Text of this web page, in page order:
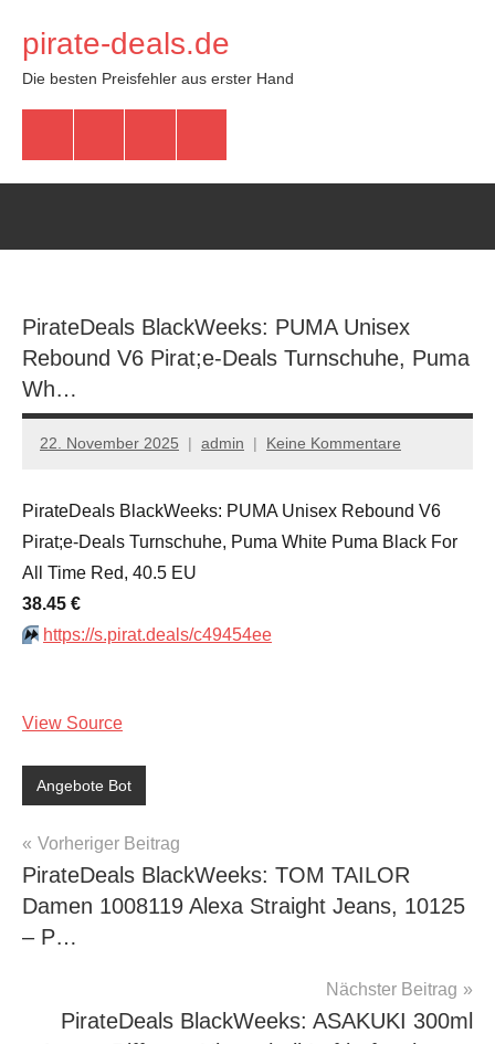
Inhalt
springen
pirate-deals.de
Die besten Preisfehler aus erster Hand
PirateDeals BlackWeeks: PUMA Unisex
Rebound V6 Pirat;e-Deals Turnschuhe, Puma
Wh…
22. November 2025 admin Keine Kommentare
PirateDeals BlackWeeks: PUMA Unisex Rebound V6
Pirat;e-Deals Turnschuhe, Puma White Puma Black For
All Time Red, 40.5 EU
38.45 €
⏩️ https://s.pirat.deals/c49454ee
View Source
Angebote Bot
Beitragsnavigation
Vorheriger Beitrag
PirateDeals BlackWeeks: TOM TAILOR
Damen 1008119 Alexa Straight Jeans, 10125
– P…
Nächster Beitrag
PirateDeals BlackWeeks: ASAKUKI 300ml